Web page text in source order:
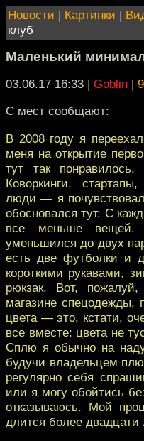
Новости | Картинки |
клуб
Маленький
03.06.17 16:33 | Goblin |
С мест сообщают:
В 2008 году я
меня на открытие
тут так
Коворкинги,
люди — я
обосновался тут. С
все меньше вещей.
уменьшился до двух
есть две футболки и
короткими рукавами,
рюкзак. Вот,
магазине спецодежды,
цвета — это, кстати,
все вместе: цвета не
Сплю я обычно на
будучи владельцем
регулярно себя
или я могу обойтись
отказываюсь. Мой
длится более двадцати